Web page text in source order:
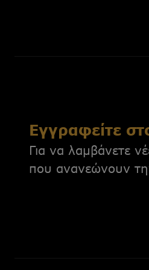
Εγγραφείτε
Για να λαμβάνετε
που ανανεώνουν